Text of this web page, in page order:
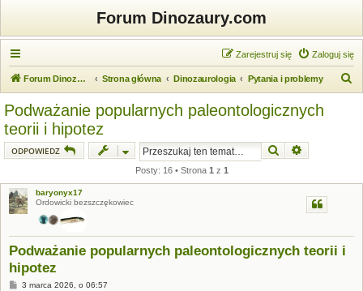
Forum Dinozaury.com
Zaloguj się
Zarejestruj się
Forum Dinozaury.com Strona główna Dinozaurologia Pytania i problemy
Podważanie popularnych paleontologicznych
teorii i hipotez
ODPOWIEDZ Szukaj
Posty: 16 • Strona 1 z 1
baryonyx17
Ordowicki bezszczękowiec
Podważanie popularnych paleontologicznych teorii i
hipotez
P3 marca 2026, o 06:57